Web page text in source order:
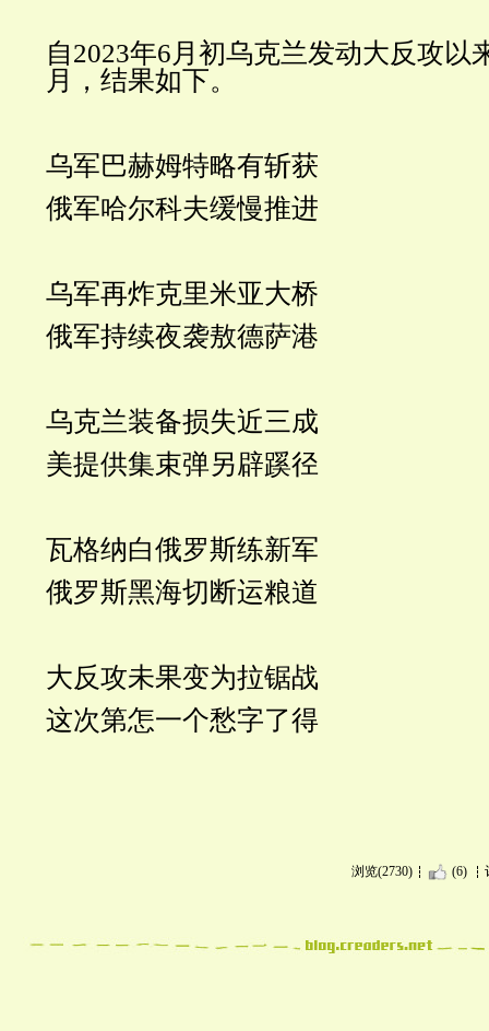
自2023年6月初乌克兰发动大反攻以
月，结果如下。
乌军巴赫姆特略有斩获
俄军哈尔科夫缓慢推进
乌军再炸克里米亚大桥
俄军持续夜袭敖德萨港
乌克兰装备损失近三成
美提供集束弹另辟蹊径
瓦格纳白俄罗斯练新军
俄罗斯黑海切断运粮道
大反攻未果变为拉锯战
这次第怎一个愁字了得
浏览(2730) (6)